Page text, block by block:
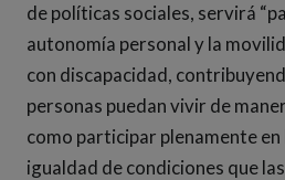
de políticas sociales, servirá
autonomía personal y la
con discapacidad,
personas puedan vivir de
como participar plenamente en
igualdad de condiciones que las